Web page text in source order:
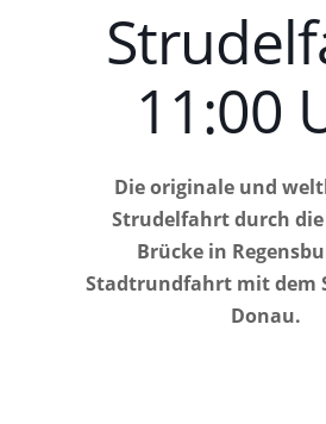
11:00
Die originale und
Strudelfahrt durch
Brücke in
Stadtrundfahrt mit dem
Donau.